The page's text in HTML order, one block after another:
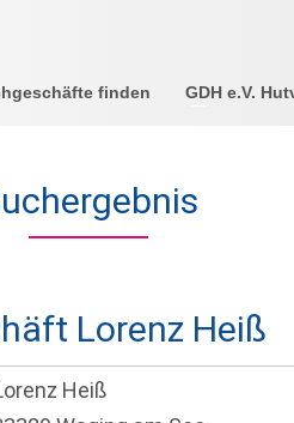
finden GDH e.V.
Lorenz Heiß
Heiß